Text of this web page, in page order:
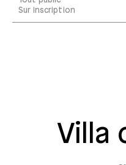
Sur inscription
Villa